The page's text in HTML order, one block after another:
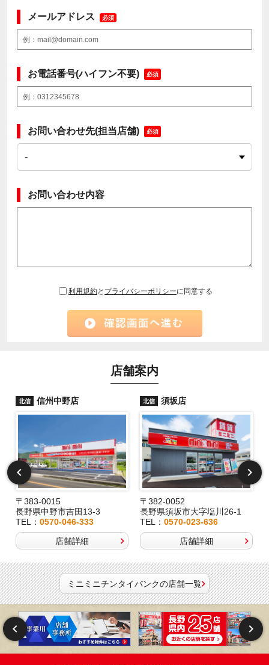
メールアドレス 必須
お電話番号(ハイフン不要) 必須
お問い合わせ先(担当店舗) 必須
お問い合わせ内容
利用規約と プライバシーポリシーに同意する
店舗案内
北信 信州中野店
〒383-0015
長野県中野市吉田13-3
TEL： 0570-046-333
店舗詳細
北信 須坂店
〒382-0052
長野県須坂市大字塩川26-1
TEL：0570-023-636
店舗詳細
ミニミニチンタイバンクの店舗一覧